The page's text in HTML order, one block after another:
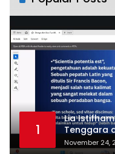
1
Lia
Tenggara
November 24,